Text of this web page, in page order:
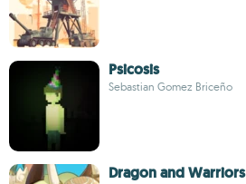
Psicosis
Sebastian Gomez Briceño
Dragon and Warriors